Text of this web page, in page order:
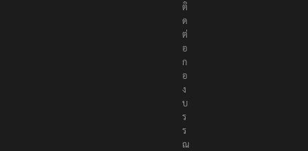
ติ
ด
ต่
อ
ก
อ
ง
บ
ร
ร
ณ